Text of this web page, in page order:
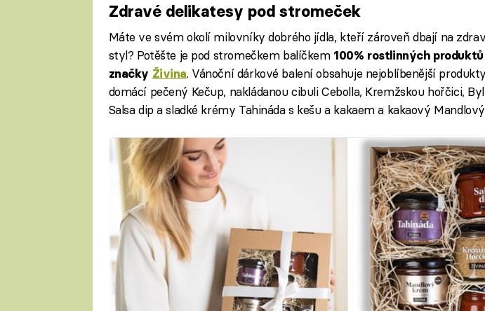
Zdravé delikatesy pod stromeček
Máte ve svém okolí milovníky dobrého jídla, kteří zároveň dbají na
styl? Potěšte je pod stromečkem balíčkem100% rostlinných produktů
značky Živina. Vánoční dárkové balení obsahuje nejoblíbenější
domácí pečený Kečup, nakládanou cibuli Cebolla, Kremžskou hořčici,
Salsa dip a sladké krémy Tahináda s kešu a kakaem a kakaový